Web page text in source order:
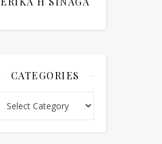
CATEGORIES